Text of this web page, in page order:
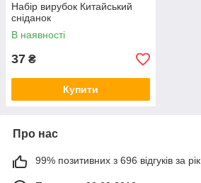
Набір вирубок Китайський
сніданок
В наявності
37 ₴
Купити
Про нас
99% позитивних з 696 відгуків за рік